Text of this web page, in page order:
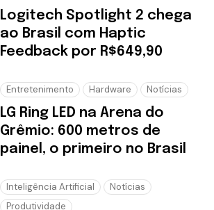
Logitech Spotlight 2 chega
ao Brasil com Haptic
Feedback por R$649,90
Entretenimento Hardware Notícias
LG Ring LED na Arena do
Grêmio: 600 metros de
painel, o primeiro no Brasil
Inteligência Artificial
Notícias
Produtividade